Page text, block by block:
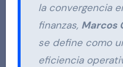
la convergencia
finanzas, Marcos
se define como
eficiencia